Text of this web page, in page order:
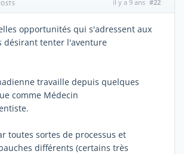
il y a 9 ans #22
opportunités qui s'adressent aux
désirant tenter l'aventure
travaille depuis quelques
comme Médecin
toutes sortes de processus et
différents (certains très